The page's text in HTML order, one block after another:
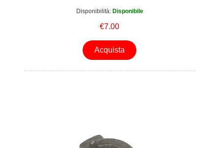
Disponibilità: Disponibile
€7.00
Acquista